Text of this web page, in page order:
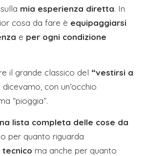
mia esperienza diretta. In
cosa da fare è equipaggiarsi
e per ogni condizione
il grande classico del “vestirsi a
con un’occhio
“pioggia”.
lista completa delle cose da
per quanto riguarda
ma anche per quanto